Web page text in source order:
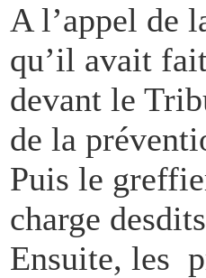
A l’appel de
qu’il avait
devant le
de la
Puis le
charge
Ensuite, les